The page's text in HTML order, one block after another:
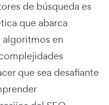
de búsqueda es
que abarca
algoritmos en
que sea desafiante